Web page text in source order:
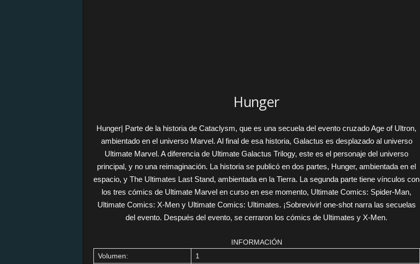
Hunger
Hunger| Parte de la historia de Cataclysm, que es una secuela del evento cruzado Age of Ultron,
ambientado en el universo Marvel. Al final de esa historia, Galactus es desplazado al universo
Ultimate Marvel. A diferencia de Ultimate Galactus Trilogy, este es el personaje del universo
principal, y no una reimaginación. La historia se publicó en dos partes, Hunger, ambientada en el
espacio, y The Ultimates Last Stand, ambientada en la Tierra. La segunda parte tiene vínculos con
los tres cómics de Ultimate Marvel en curso en ese momento, Ultimate Comics: Spider-Man,
Ultimate Comics: X-Men y Ultimate Comics: Ultimates. ¡Sobrevivir! one-shot narra las secuelas
del evento. Después del evento, se cerraron los cómics de Ultimates y X-Men.
INFORMACIÓN
Volumen:
1